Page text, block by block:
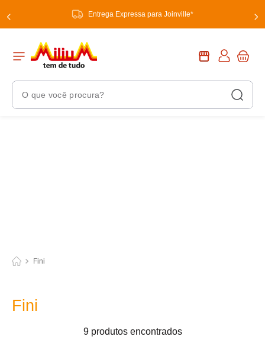
Entrega Expressa para Joinville*
O que você procura?
Fini
Fini
9 produtos